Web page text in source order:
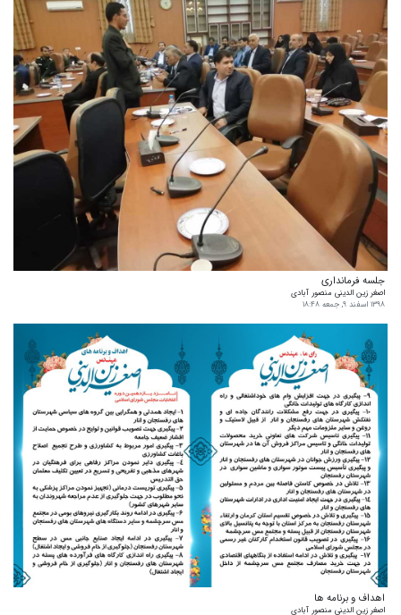
جلسه فرمانداری
اصغر زین الدینی منصور آبادی
۱۳۹۸ اسفند ۹, جمعه ۱۸:۴۸
اهداف و برنامه ها
اصغر زین الدینی منصور آبادی